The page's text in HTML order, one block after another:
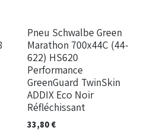
Nuovo!
Pneu Schwalbe Green
Marathon 700x44C (44-
622) HS620
Performance
GreenGuard TwinSkin
ADDIX Eco Noir
Réfléchissant
33,80€